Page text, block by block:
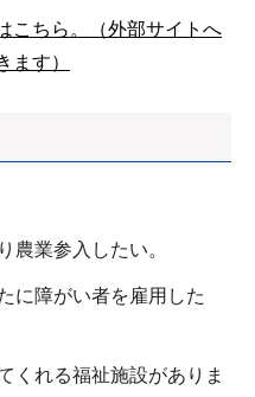
こちら。（外部サイトへ
ます）
農業参入したい。
に障がい者を雇用した
くれる福祉施設がありま